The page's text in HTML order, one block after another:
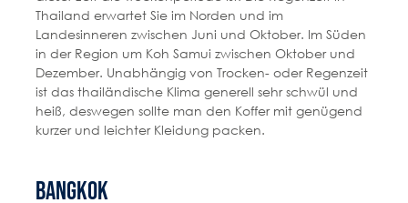
Thailand erwartet Sie im Norden und im
Landesinneren zwischen Juni und Oktober. Im Süden
in der Region um Koh Samui zwischen Oktober und
Dezember. Unabhängig von Trocken- oder Regenzeit
ist das thailändische Klima generell sehr schwül und
heiß, deswegen sollte man den Koffer mit genügend
kurzer und leichter Kleidung packen.
Bangkok